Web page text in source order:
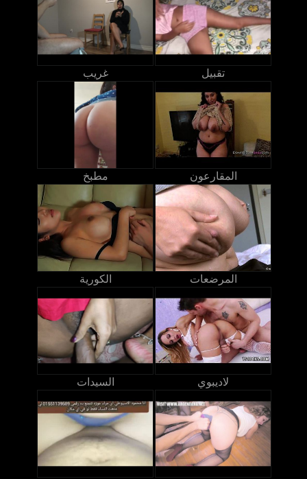
غريب تقبيل
مطبخ المقارعون
الكورية المرضعات
السيدات لاديبوي